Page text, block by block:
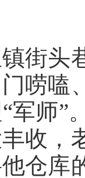
头巷
唠嗑
军师”
收，
仓库